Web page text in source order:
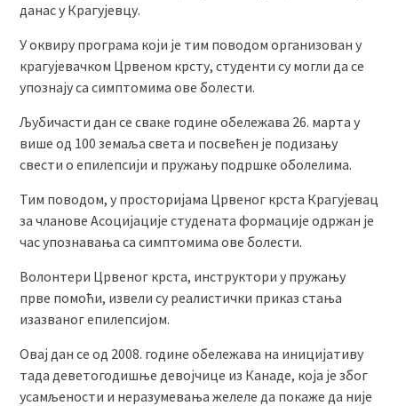
данас у Крагујевцу.
У оквиру програма који је тим поводом организован у
крагујевачком Црвеном крсту, студенти су могли да се
упознају са симптомима ове болести.
Љубичасти дан се сваке године обележава 26. марта у
више од 100 земаља света и посвећен је подизању
свести о епилепсији и пружању подршке оболелима.
Тим поводом, у просторијама Црвеног крста Крагујевац
за чланове Асоцијације студената формације одржан је
час упознавања са симптомима ове болести.
Волонтери Црвеног крста, инструктори у пружању
прве помоћи, извели су реалистички приказ стања
изазваног епилепсијом.
Овај дан се од 2008. године обележава на иницијативу
тада деветогодишње девојчице из Канаде, која је због
усамљености и неразумевања желеле да покаже да није